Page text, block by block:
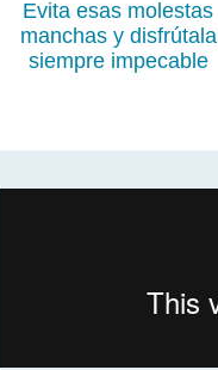
Evita esas molestas
manchas y disfrútala
siempre impecable